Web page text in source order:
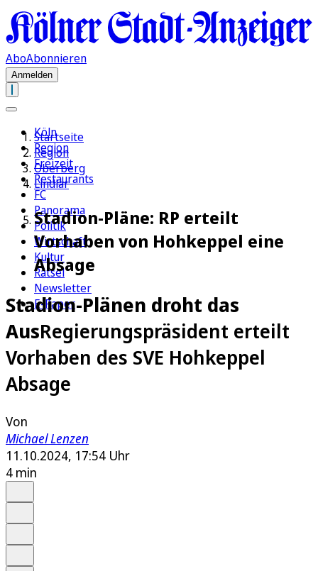
AboAbonnieren
Anmelden
Köln
Region
Freizeit
Restaurants
FC
Panorama
Politik
Wirtschaft
Kultur
Rätsel
Newsletter
E-Paper
Startseite
Region
Oberberg
Lindlar
Stadion-Pläne: RP erteilt
Vorhaben von Hohkeppel eine
Absage
Stadion-Plänen droht das
AusRegierungspräsident erteilt
Vorhaben des SVE Hohkeppel
Absage
Von
Michael Lenzen
11.10.2024, 17:54 Uhr
4 min